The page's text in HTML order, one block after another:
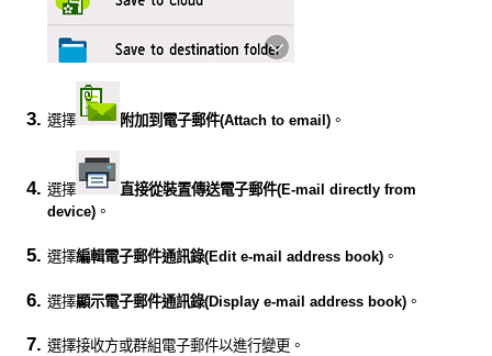
選擇 附加到電子郵件(Attach to email) 。
選擇 直接從裝置傳送電子郵件(E-mail directly from
device) 。
選擇編輯電子郵件通訊錄(Edit e-mail address book) 。
選擇顯示電子郵件通訊錄(Display e-mail address book) 。
選擇接收方或群組電子郵件以進行變更。